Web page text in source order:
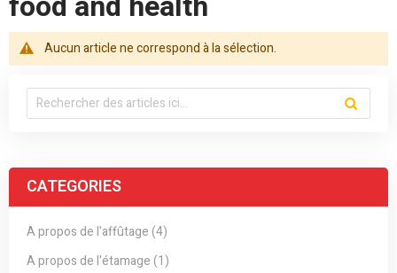
Aucun article ne correspond à la sélection.
CATEGORIES
A propos de l'affûtage (4)
A propos de l'étamage (1)